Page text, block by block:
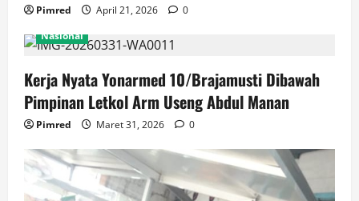
Pimred April 21, 2026
0
Nasional
Kerja Nyata Yonarmed 10/Brajamusti Dibawah
Pimpinan Letkol Arm Useng Abdul Manan
Pimred Maret 31, 2026 0